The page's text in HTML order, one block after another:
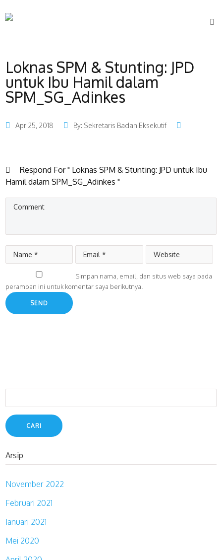
Loknas SPM & Stunting: JPD
untuk Ibu Hamil dalam
SPM_SG_Adinkes
Apr 25, 2018 By: Sekretaris Badan Eksekutif
Respond For " Loknas SPM & Stunting: JPD untuk Ibu
Hamil dalam SPM_SG_Adinkes "
Simpan nama, email, dan situs web saya pada
peramban ini untuk komentar saya berikutnya.
untuk:
Arsip
November 2022
Februari 2021
Januari 2021
Mei 2020